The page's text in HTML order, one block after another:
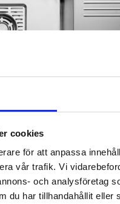
cookies
för att anpassa
vår trafik. Vi
och analysföretag
du har tillhandahållit